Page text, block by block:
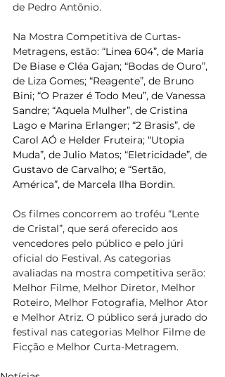
de Pedro Antônio.
Na Mostra Competitiva de Curtas-
Metragens, estão: “Linea 604”, de Maria
De Biase e Cléa Gajan; “Bodas de Ouro”,
de Liza Gomes; “Reagente”, de Bruno
Bini; “O Prazer é Todo Meu”, de Vanessa
Sandre; “Aquela Mulher”, de Cristina
Lago e Marina Erlanger; “2 Brasis”, de
Carol AÓ e Helder Fruteira; “Utopia
Muda”, de Julio Matos; “Eletricidade”, de
Gustavo de Carvalho; e “Sertão,
América”, de Marcela Ilha Bordin.
Os filmes concorrem ao troféu “Lente
de Cristal”, que será oferecido aos
vencedores pelo público e pelo júri
oficial do Festival. As categorias
avaliadas na mostra competitiva serão:
Melhor Filme, Melhor Diretor, Melhor
Roteiro, Melhor Fotografia, Melhor Ator
e Melhor Atriz. O público será jurado do
festival nas categorias Melhor Filme de
Ficção e Melhor Curta-Metragem.